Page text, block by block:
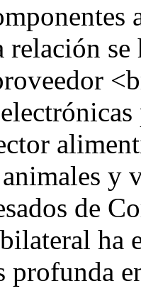
relación
y
de
ha
profunda